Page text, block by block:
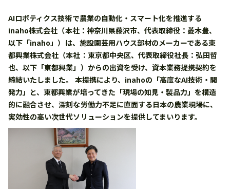
AIロボティクス技術で農業の自動化・スマート化を推進する
inaho株式会社（本社：神奈川県藤沢市、代表取締役：菱木豊、
以下「inaho」）は、施設園芸用ハウス部材のメーカーである東
都興業株式会社（本社：東京都中央区、代表取締役社長：弘田哲
也、以下「東都興業」）からの出資を受け、資本業務提携契約を
締結いたしました。 本提携により、inahoの「高度なAI技術・開
発力」と、東都興業が培ってきた「現場の知見・製品力」を構造
的に融合させ、深刻な労働力不足に直面する日本の農業現場に、
実効性の高い次世代ソリューションを提供してまいります。